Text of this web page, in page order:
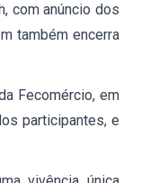
com anúncio dos
também encerra
Fecomércio, em
participantes, e